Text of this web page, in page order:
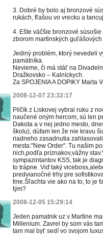
3. Dobré by bolo aj bronzové
rukách, fľašou vo vrecku a
4. Ešte väčšie bronzové
zborom martinských
Jediný problém, ktorý nevedeli
pamätníka.
Nevieme, či má stáť na
Dražkovsko – Kalníckych.
Za SPOJENIA A DOPIKY Marta
2008-12-07 23:32:17
Pilčík z Liskovej vybral ruku z
naučené oným hercom, sú len
Dakota a v nej jedno mesto,
školu), dúfam len že nie kravu
riadneho zasadnutia
mesta:"New Order". Tu našim
nich,podľa príznakov,vážny
sympazintantov KSS, tak je
to trápne. Viď taký
predvianočné trhy pre
tme.Šľachta vie ako na to, to je
tým?
2008-12-05 15:29:14
Jeden pamatnik uz v Martine
Millenium. Zavrel by som vás
tam mal byť sedí vo svojom